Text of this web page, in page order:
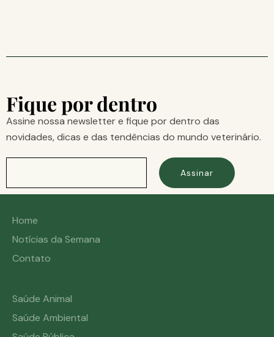
Fique por dentro
Assine nossa newsletter e fique por dentro das
novidades, dicas e das tendências do mundo veterinário.
Assinar
Home
Notícias da Semana
Contato
Saúde Animal
Saúde Ambiental